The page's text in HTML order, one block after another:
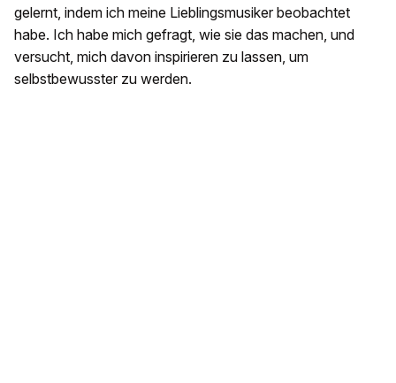
gelernt, indem ich meine Lieblingsmusiker beobachtet
habe. Ich habe mich gefragt, wie sie das machen, und
versucht, mich davon inspirieren zu lassen, um
selbstbewusster zu werden.